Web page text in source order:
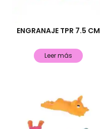
ENGRANAJE TPR 7.5 CM
Leer más